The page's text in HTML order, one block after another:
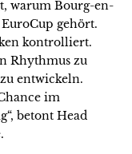
warum Bourg-en-
gehört.
kontrolliert.
Rhythmus zu
entwickeln.
im
betont Head